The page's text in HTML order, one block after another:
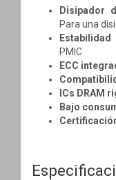
Disipador
Para una
PMIC
ECC
ICs DRAM
Bajo